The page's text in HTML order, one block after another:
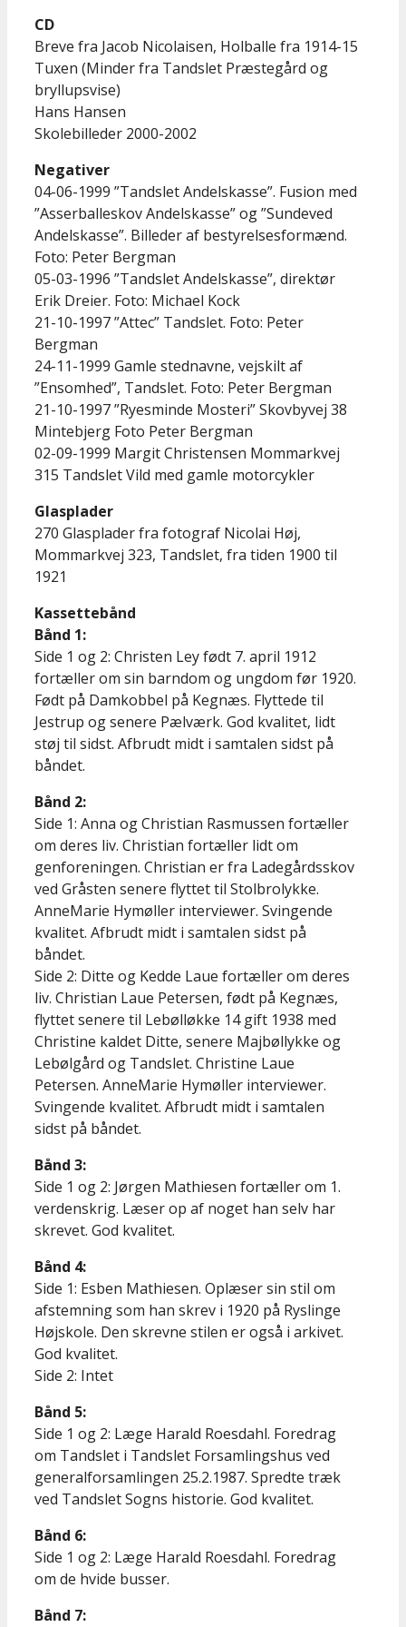
CD
Breve fra Jacob Nicolaisen, Holballe fra 1914-15
Tuxen (Minder fra Tandslet Præstegård og
bryllupsvise)
Hans Hansen
Skolebilleder 2000-2002
Negativer
04-06-1999 ”Tandslet Andelskasse”. Fusion med
”Asserballeskov Andelskasse” og ”Sundeved
Andelskasse”. Billeder af bestyrelsesformænd.
Foto: Peter Bergman
05-03-1996 ”Tandslet Andelskasse”, direktør
Erik Dreier. Foto: Michael Kock
21-10-1997 ”Attec” Tandslet. Foto: Peter
Bergman
24-11-1999 Gamle stednavne, vejskilt af
”Ensomhed”, Tandslet. Foto: Peter Bergman
21-10-1997 ”Ryesminde Mosteri” Skovbyvej 38
Mintebjerg Foto Peter Bergman
02-09-1999 Margit Christensen Mommarkvej
315 Tandslet Vild med gamle motorcykler
Glasplader
270 Glasplader fra fotograf Nicolai Høj,
Mommarkvej 323, Tandslet, fra tiden 1900 til
1921
Kassettebånd
Bånd 1:
Side 1 og 2: Christen Ley født 7. april 1912
fortæller om sin barndom og ungdom før 1920.
Født på Damkobbel på Kegnæs. Flyttede til
Jestrup og senere Pælværk. God kvalitet, lidt
støj til sidst. Afbrudt midt i samtalen sidst på
båndet.
Bånd 2:
Side 1: Anna og Christian Rasmussen fortæller
om deres liv. Christian fortæller lidt om
genforeningen. Christian er fra Ladegårdsskov
ved Gråsten senere flyttet til Stolbrolykke.
AnneMarie Hymøller interviewer. Svingende
kvalitet. Afbrudt midt i samtalen sidst på
båndet.
Side 2: Ditte og Kedde Laue fortæller om deres
liv. Christian Laue Petersen, født på Kegnæs,
flyttet senere til Lebølløkke 14 gift 1938 med
Christine kaldet Ditte, senere Majbøllykke og
Lebølgård og Tandslet. Christine Laue
Petersen. AnneMarie Hymøller interviewer.
Svingende kvalitet. Afbrudt midt i samtalen
sidst på båndet.
Bånd 3:
Side 1 og 2: Jørgen Mathiesen fortæller om 1.
verdenskrig. Læser op af noget han selv har
skrevet. God kvalitet.
Bånd 4:
Side 1: Esben Mathiesen. Oplæser sin stil om
afstemning som han skrev i 1920 på Ryslinge
Højskole. Den skrevne stilen er også i arkivet.
God kvalitet.
Side 2: Intet
Bånd 5:
Side 1 og 2: Læge Harald Roesdahl. Foredrag
om Tandslet i Tandslet Forsamlingshus ved
generalforsamlingen 25.2.1987. Spredte træk
ved Tandslet Sogns historie. God kvalitet.
Bånd 6:
Side 1 og 2: Læge Harald Roesdahl. Foredrag
om de hvide busser.
Bånd 7: